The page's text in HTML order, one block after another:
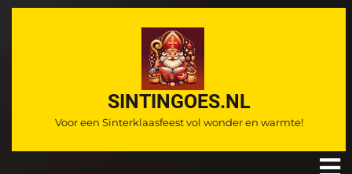
Ga
SINTINGOES.NL
Voor een Sinterklaasfeest vol wonder en warmte!